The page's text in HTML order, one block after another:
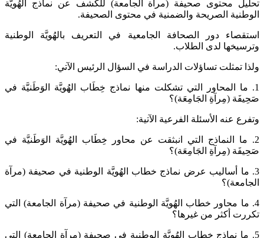
تحليل محتوى صحيفة (مرآة الجامعة) للكشف عن نماذج الهُويَّة
الوطنية الصريحة والضمنية في محتوى الصحيفة.
استقصاء دور الصحافة الجامعية في التعريف بالهُويَّة الوطنية
وترسيخها لدى الطلاب.
ولذا تمثلت تساؤلات الدراسة في السؤال الرئيس الآتي:
1. ما المحاور التي تشكلت منها نماذج خِطَاب الهُويَّة الوَطَنيَّة في
صَحِيفَة (مِرآةِ الجَامِعَة)؟
وتفرع عنه الأسئلة الفرعية الآتية:
2. ما النماذج التي انبثقت عن محاور خِطَاب الهُويَّة الوَطَنيَّة في
صَحِيفَة (مِرآةِ الجَامِعَة)؟
3. ما أساليب عرض نماذج خطاب الهُويَّة الوطنية في صحيفة (مرآة
الجامعة)؟
4. ما محاور خطاب الهُويَّة الوطنية في صحيفة (مرآة الجامعة) التي
تكررت أكثر من غيرها؟
5. ما نماذج خطاب الهُويَّة الوطنية في صحيفة (مرآة الجامعة) التي